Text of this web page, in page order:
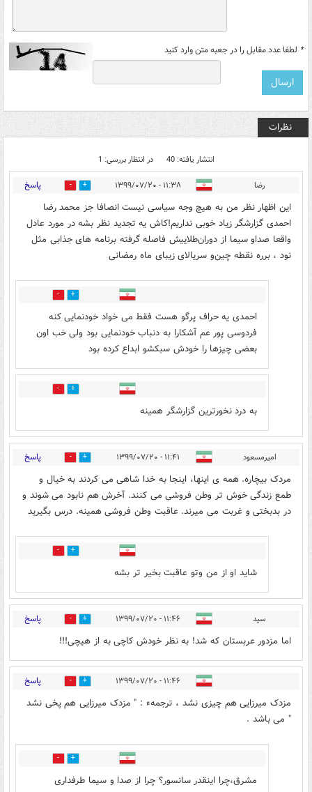
* لطفا عدد مقابل را در جعبه متن وارد کنید
نظرات
انتشار یافته: 40 در انتظار بررسی: 1
رضا ۱۱:۳۸ - ۱۳۹۹/۰۷/۲۰ 38 پاسخ
این اظهار نظر من به هیچ وجه سیاسی نیست انصافا جز محمد رضا
احمدی گزارشگر زیاد خوبی نداریم!کاش یه تجدید نظر بشه در مورد عادل
واقعا صداو سیما از دوران‌طلاییش فاصله گرفته برنامه های جذابی مثل
نود ، برره نقطه چین‌و‌ سریالای زیبای ماه رمضانی
13
احمدی یه حراف پرگو هست فقط می خواد خودنمایی کنه
فردوسی پور عم آشکارا به دنباب خودنمایی بود ولی خب اون
بعضی چیزها را خودش سبکشو ابداع کرده بود
6
به درد نخورترین گزارشگر همینه
امیرمسعود ۱۱:۴۱ - ۱۳۹۹/۰۷/۲۰ 110 پاسخ
مردک بیچاره. همه ی اینها، اینجا به خدا شاهی می کردند به خیال و
طمع زندگی خوش تر وطن فروشی می کنند. آخرش هم نابود می شوند و
در بدبختی و غربت می میرند. عاقبت وطن فروشی همینه. درس بگیرید
10
شاید او از من وتو عاقبت بخیر تر بشه
سید ۱۱:۴۶ - ۱۳۹۹/۰۷/۲۰ 76 پاسخ
اما مزدور عربستان که شد! به نظر خودش کاچی به از هیچی!!!
۱۱:۴۶ - ۱۳۹۹/۰۷/۲۰ 76 پاسخ
مزدک میرزایی هم چیزی نشد ، ترجمهء : " مزدک میرزایی هم پخی نشد
" می باشد .
12
مشرق،چرا اینقدر سانسور؟ چرا از صدا و سیما طرفداری